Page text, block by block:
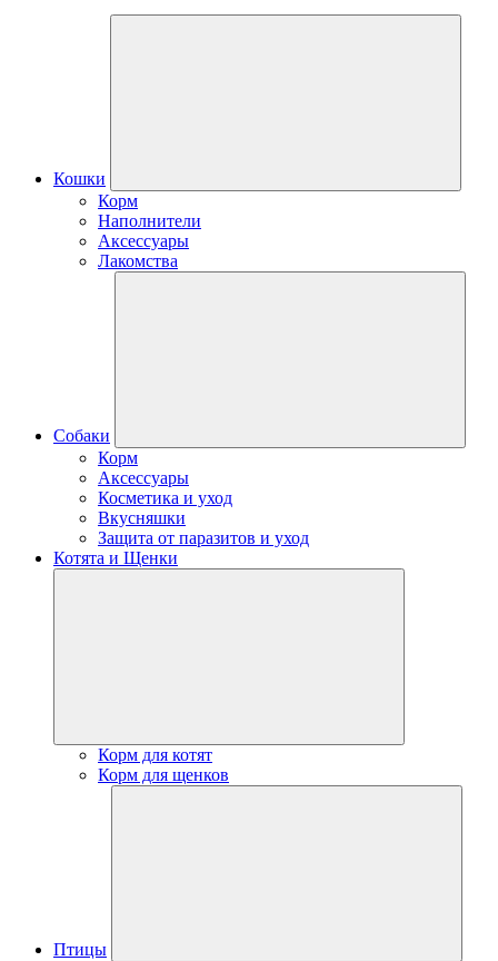
Кошки
Корм
Наполнители
Аксессуары
Лакомства
Собаки
Корм
Аксессуары
Косметика и уход
Вкусняшки
Защита от паразитов и уход
Котята и Щенки
Корм для котят
Корм для щенков
Птицы